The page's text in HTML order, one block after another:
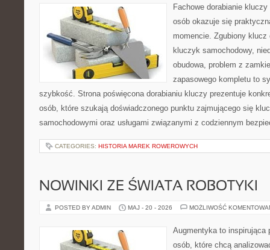
Fachowe dorabianie
osób okazuje się
momencie. Zgubiony
kluczyk samochodowy,
obudowa, problem z
zapasowego kompletu to
szybkość. Strona poświęcona dorabianiu kluczy prezentuje
osób, które szukają doświadczonego punktu zajmującego się
samochodowymi oraz usługami związanymi z codziennym
CATEGORIES: HISTORIA MAREK ROWEROWYCH
NOWINKI ZE ŚWIATA ROBOTYKI
POSTED BY ADMIN MAJ - 20 - 2026 MOŻLIWOŚĆ
Augmentyka to inspirująca
osób, które chcą